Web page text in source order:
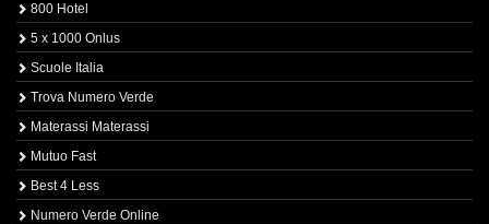
800 Hotel
5 x 1000 Onlus
Scuole Italia
Trova Numero Verde
Materassi Materassi
Mutuo Fast
Best 4 Less
Numero Verde Online